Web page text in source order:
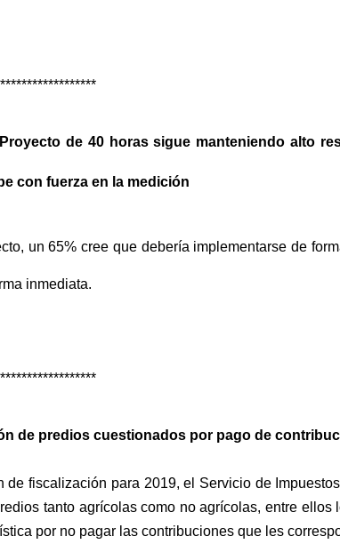
de 40 horas sigue manteniendo alto
con fuerza en la medición
un 65% cree que debería implementarse de
inmediata.
de predios cuestionados por pago de
de fiscalización para 2019, el Servicio de
tanto agrícolas como no agrícolas, entre ellos
por no pagar las contribuciones que les